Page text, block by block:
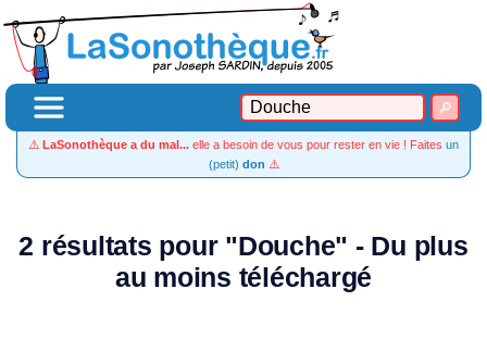
⚠️ LaSonothèque a du mal... elle a besoin de vous pour rester en vie ! Faites un
(petit) don ⚠️
2 résultats pour "Douche" - Du plus
au moins téléchargé